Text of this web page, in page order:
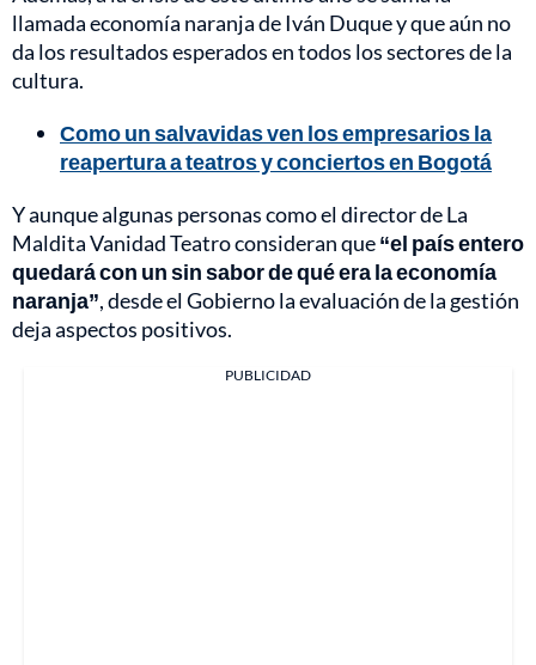
llamada economía naranja de Iván Duque y que aún no
da los resultados esperados en todos los sectores de la
cultura.
Como un salvavidas ven los empresarios la
reapertura a teatros y conciertos en Bogotá
Y aunque algunas personas como el director de La
Maldita Vanidad Teatro consideran que“el país entero
quedará con un sin sabor de qué era la economía
naranja”, desde el Gobierno la evaluación de la gestión
deja aspectos positivos.
PUBLICIDAD